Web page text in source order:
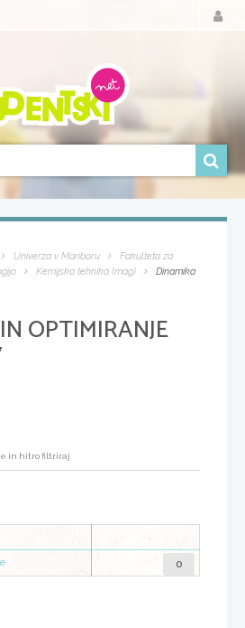
Univerza v Mariboru
Fakulteta za
Kemijska tehnika (mag)
Dinamika
OPTIMIRANJE
0